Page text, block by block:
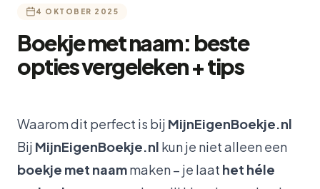
4 OKTOBER 2025
Boekje met naam: beste
opties vergeleken + tips
Waarom dit perfect is bij MijnEigenBoekje.nl
Bij MijnEigenBoekje.nl kun je niet alleen een
boekje met naammaken – je laat het héle